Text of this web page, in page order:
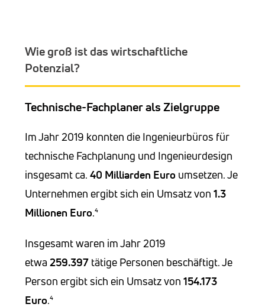
Wie groß ist das wirtschaftliche
Potenzial?
Technische-Fachplaner als Zielgruppe
Im Jahr 2019 konnten die Ingenieurbüros für
technische Fachplanung und Ingenieurdesign
insgesamt ca.40 Milliarden Euro umsetzen. Je
Unternehmen ergibt sich ein Umsatz von1.3
Millionen Euro.⁴
Insgesamt waren im Jahr 2019
etwa259.397 tätige Personen beschäftigt. Je
Person ergibt sich ein Umsatz von154.173
Euro.⁴